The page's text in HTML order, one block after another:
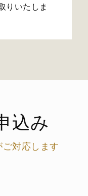
りいたしま
込み
対応します